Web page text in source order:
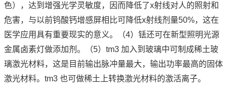
色），达到增强光学灵敏度，因而降低了x射线对人的照射和
危害，与以前钨酸钙增感屏相比可降低x射线剂量50%，这在
医学应用具有重要现实的意义。（4）铥还可在新型照明光源
金属卤素灯做添加剂。（5）tm3 加入到玻璃中可制成稀土玻
璃激光材料，这是目前输出脉冲量最大，输出功率最高的固体
激光材料。tm3 也可做稀土上转换激光材料的激活离子。